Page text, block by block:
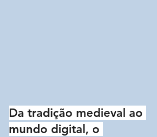
Da tradição medieval ao
mundo digital, o